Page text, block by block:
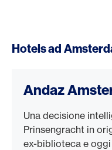
Hotels ad
Andaz
Una decisione
Prinsengracht in
ex-biblioteca e